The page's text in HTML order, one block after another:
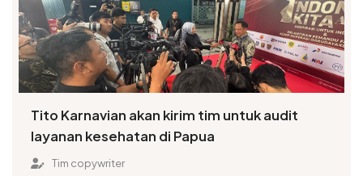
Tito Karnavian akan kirim tim untuk audit
layanan kesehatan di Papua
Tim copywriter